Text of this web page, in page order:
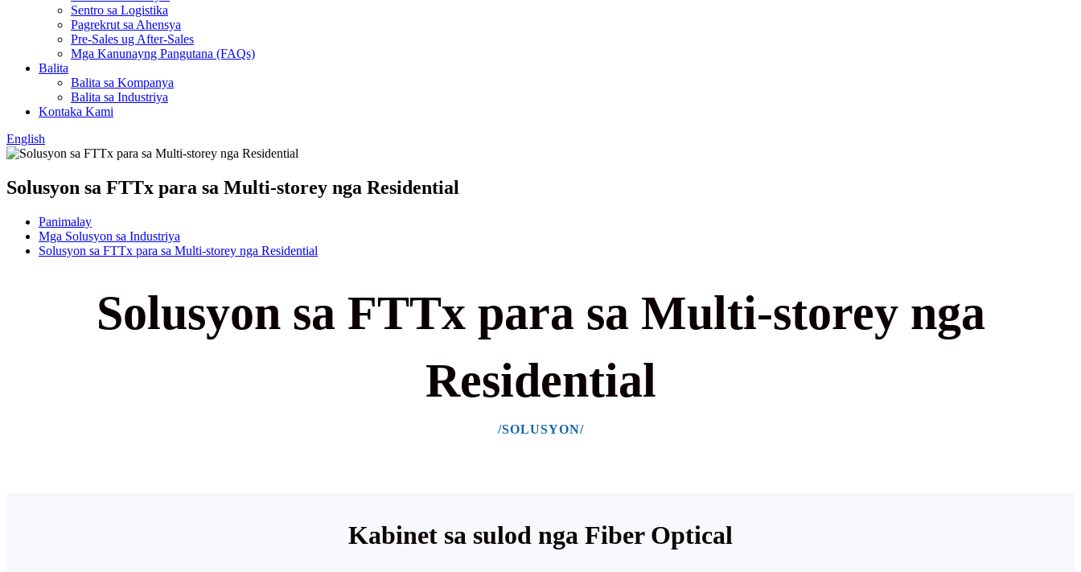
Sentro sa Logistika
Pagrekrut sa Ahensya
Pre-Sales ug After-Sales
Mga Kanunayng Pangutana (FAQs)
Balita
Balita sa Kompanya
Balita sa Industriya
Kontaka Kami
English
Solusyon sa FTTx para sa Multi-storey nga Residential
Panimalay
Mga Solusyon sa Industriya
Solusyon sa FTTx para sa Multi-storey nga Residential
Solusyon sa FTTx para sa Multi-storey nga
Residential
/SOLUSYON/
Kabinet sa sulod nga Fiber Optical